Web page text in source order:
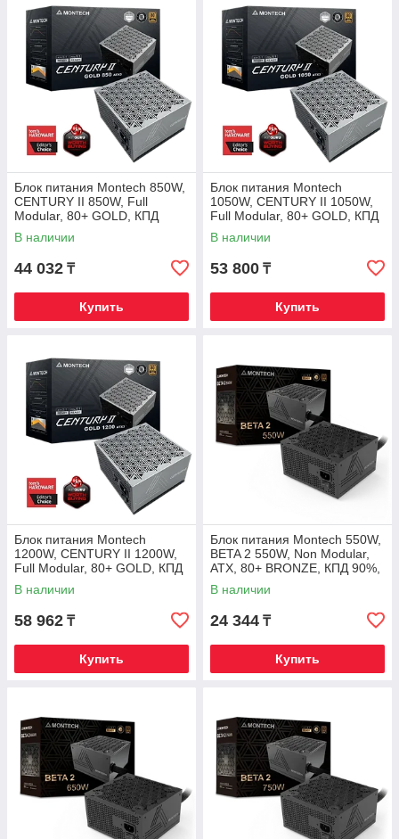
Блок питания Montech 850W,
CENTURY II 850W, Full
Modular, 80+ GOLD, КПД
90%, Fan 135mm, Серебро
В наличии
44 032 ₸
Купить
Блок питания Montech
1050W, CENTURY II 1050W,
Full Modular, 80+ GOLD, КПД
90%, Fan 135mm, Серебро
В наличии
53 800 ₸
Купить
Блок питания Montech
1200W, CENTURY II 1200W,
Full Modular, 80+ GOLD, КПД
90%, Fan 135mm, Серебро
В наличии
58 962 ₸
Купить
Блок питания Montech 550W,
BETA 2 550W, Non Modular,
ATX, 80+ BRONZE, КПД 90%,
Fan 120mm, Черный
В наличии
24 344 ₸
Купить